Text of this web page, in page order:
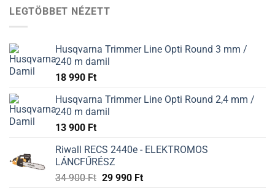
12
LEGTÖBBET NÉZETT
Husqvarna Trimmer Line Opti Round 3 mm /
240 m damil
18 990 Ft
Husqvarna Trimmer Line Opti Round 2,4 mm /
240 m damil
13 900 Ft
Riwall RECS 2440e - ELEKTROMOS
LÁNCFŰRÉSZ
34 900Ft 29 990 Ft